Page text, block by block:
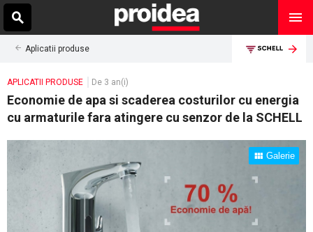
Aplicatii produse
APLICATII PRODUSE De 3 an(i)
Economie de apa si scaderea costurilor cu energia
cu armaturile fara atingere cu senzor de la SCHELL
Galerie